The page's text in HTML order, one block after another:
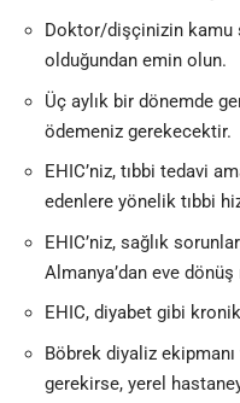
Doktor/dişçinizin kamu
olduğundan emin olun.
Üç aylık bir dönemde
ödemeniz gerekecektir.
EHIC’niz, tıbbi tedavi
edenlere yönelik tıbbi
EHIC’niz, sağlık
Almanya’dan eve
EHIC, diyabet gibi
Böbrek diyaliz
gerekirse, yerel